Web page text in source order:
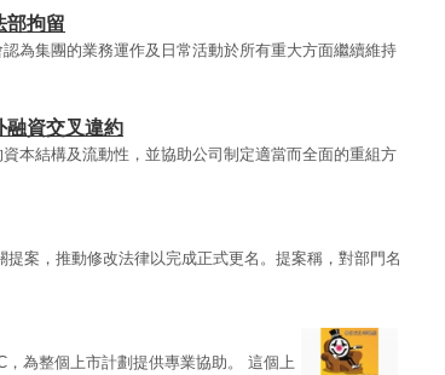
部拘留
為集團的業務運作及日常活動於所有重大方面繼續維持
融資交叉違約
資本結構及流動性，並協助公司制定適當而全面的重組方
提案，推動修改法律以完成正式更名。提案稱，對部門名
，為整個上市計劃提供專業協助。 這個上